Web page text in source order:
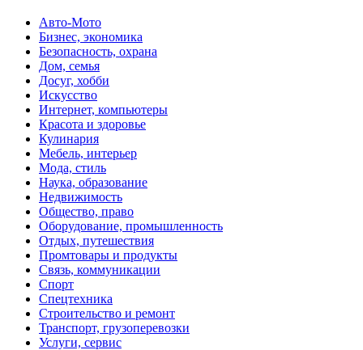
Авто-Мото
Бизнес, экономика
Безопасность, охрана
Дом, семья
Досуг, хобби
Искусство
Интернет, компьютеры
Красота и здоровье
Кулинария
Мебель, интерьер
Мода, стиль
Наука, образование
Недвижимость
Общество, право
Оборудование, промышленность
Отдых, путешествия
Промтовары и продукты
Связь, коммуникации
Спорт
Спецтехника
Строительство и ремонт
Транспорт, грузоперевозки
Услуги, сервис